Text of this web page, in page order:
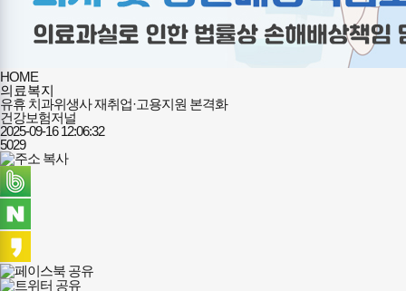
HOME
의료복지
유휴 치과위생사 재취업·고용지원 본격화
건강보험저널
2025-09-16 12:06:32
5029